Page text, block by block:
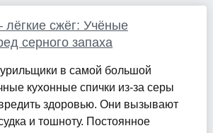
лёгкие сжёг: Учёные
серного запаха
в самой большой
кухонные спички из-за серы
здоровью. Они вызывают
и тошноту. Постоянное